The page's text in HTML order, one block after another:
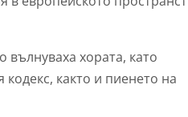
хората, като
както и пиенето на